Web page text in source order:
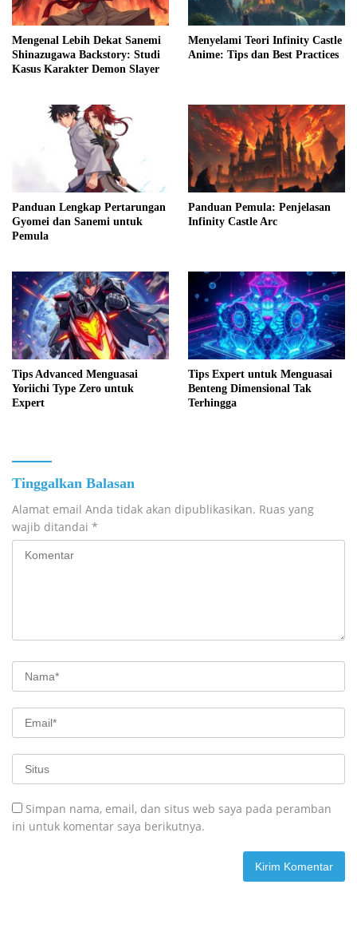
Mengenal Lebih Dekat Sanemi
Shinazugawa Backstory: Studi
Kasus Karakter Demon Slayer
Menyelami Teori Infinity Castle
Anime: Tips dan Best Practices
Panduan Lengkap Pertarungan
Gyomei dan Sanemi untuk
Pemula
Panduan Pemula: Penjelasan
Infinity Castle Arc
Tips Advanced Menguasai
Yoriichi Type Zero untuk
Expert
Tips Expert untuk Menguasai
Benteng Dimensional Tak
Terhingga
Tinggalkan Balasan
Alamat email Anda tidak akan dipublikasikan. Ruas yang
wajib ditandai *
Simpan nama, email, dan situs web saya pada peramban
ini untuk komentar saya berikutnya.